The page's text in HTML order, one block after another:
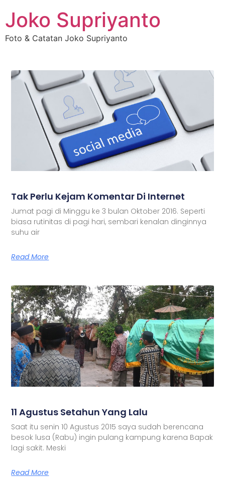
Joko Supriyanto
Foto & Catatan Joko Supriyanto
Tak Perlu Kejam Komentar Di Internet
Jumat pagi di Minggu ke 3 bulan Oktober 2016. Seperti
biasa rutinitas di pagi hari, sembari kenalan dinginnya
suhu air
Read More
11 Agustus Setahun Yang Lalu
Saat itu senin 10 Agustus 2015 saya sudah berencana
besok lusa (Rabu) ingin pulang kampung karena Bapak
lagi sakit. Meski
Read More